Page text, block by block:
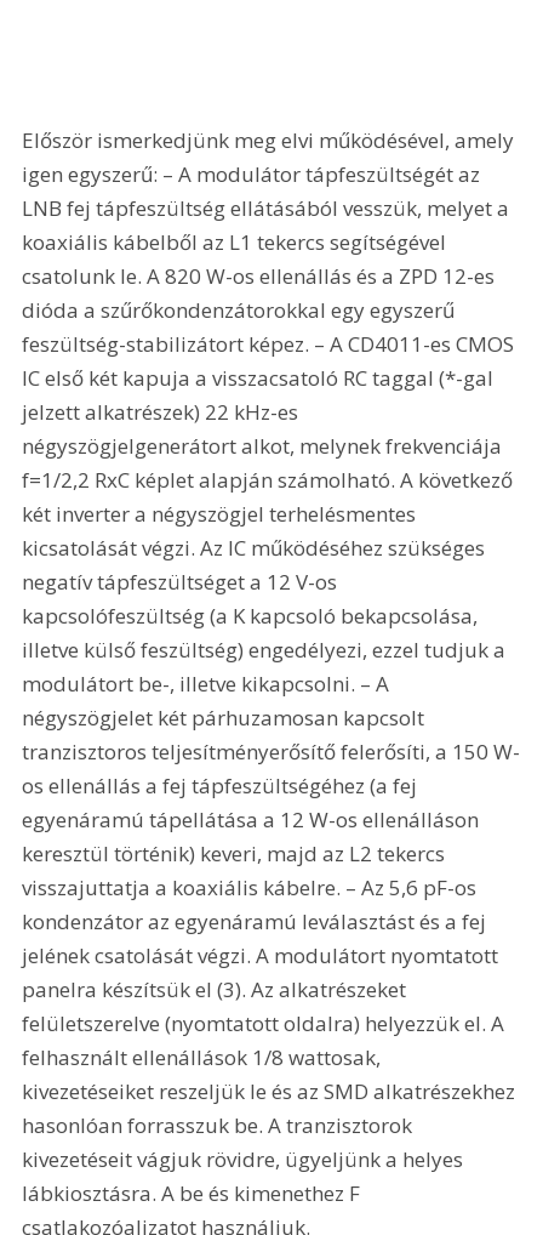
Először ismerkedjünk meg elvi működésével, amely
igen egyszerű: – A modulátor tápfeszültségét az
LNB fej tápfeszültség ellátásából vesszük, melyet a
koaxiális kábelből az L1 tekercs segítségével
csatolunk le. A 820 W-os ellenállás és a ZPD 12-es
dióda a szűrőkondenzátorokkal egy egyszerű
feszültség-stabilizátort képez. – A CD4011-es CMOS
IC első két kapuja a visszacsatoló RC taggal (*-gal
jelzett alkatrészek) 22 kHz-es
négyszögjelgenerátort alkot, melynek frekvenciája
f=1/2,2 RxC képlet alapján számolható. A következő
két inverter a négyszögjel terhelésmentes
kicsatolását végzi. Az IC működéséhez szükséges
negatív tápfeszültséget a 12 V-os
kapcsolófeszültség (a K kapcsoló bekapcsolása,
illetve külső feszültség) engedélyezi, ezzel tudjuk a
modulátort be-, illetve kikapcsolni. – A
négyszögjelet két párhuzamosan kapcsolt
tranzisztoros teljesítményerősítő felerősíti, a 150 W-
os ellenállás a fej tápfeszültségéhez (a fej
egyenáramú tápellátása a 12 W-os ellenálláson
keresztül történik) keveri, majd az L2 tekercs
visszajuttatja a koaxiális kábelre. – Az 5,6 pF-os
kondenzátor az egyenáramú leválasztást és a fej
jelének csatolását végzi. A modulátort nyomtatott
panelra készítsük el (3). Az alkatrészeket
felületszerelve (nyomtatott oldalra) helyezzük el. A
felhasznált ellenállások 1/8 wattosak,
kivezetéseiket reszeljük le és az SMD alkatrészekhez
hasonlóan forrasszuk be. A tranzisztorok
kivezetéseit vágjuk rövidre, ügyeljünk a helyes
lábkiosztásra. A be és kimenethez F
csatlakozóaljzatot használjuk.